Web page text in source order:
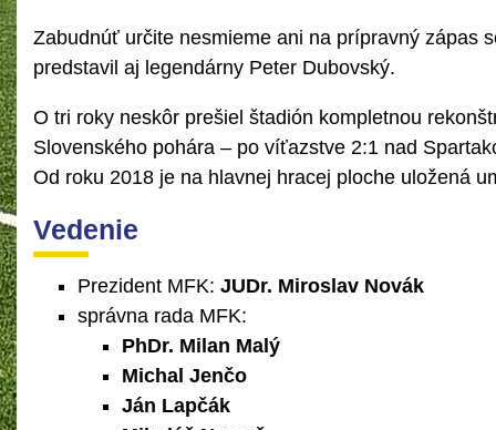
Zabudnúť určite nesmieme ani na prípravný zápas
predstavil aj legendárny Peter Dubovský.
O tri roky neskôr prešiel štadión kompletnou
Slovenského pohára – po víťazstve 2:1 nad
Od roku 2018 je na hlavnej hracej ploche uložená
Vedenie
Prezident MFK: JUDr. Miroslav Novák
správna rada MFK:
PhDr. Milan Malý
Michal Jenčo
Ján Lapčák